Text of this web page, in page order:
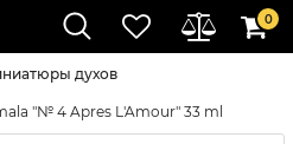
0
духов
"№ 4 Apres L'Amour" 33 ml